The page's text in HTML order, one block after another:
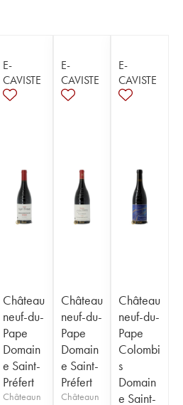
E-
CAVISTE
Château
neuf-du-
Pape
Domain
e Saint-
Préfert
Châteaun
E-
CAVISTE
Château
neuf-du-
Pape
Domain
e Saint-
Préfert
Châteaun
E-
CAVISTE
Château
neuf-du-
Pape
Colombi
s
Domain
e Saint-